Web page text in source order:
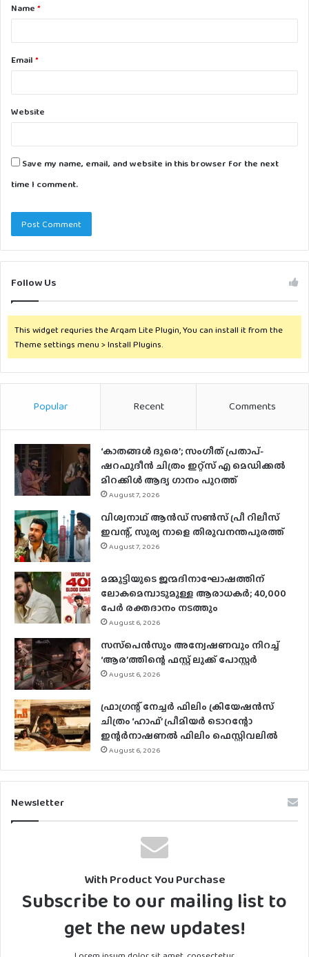
*Name *
Email *
Website
Save my name, email, and website in this browser for the next
time I comment.
Follow Us
This widget requries the Arqam Lite Plugin, You can install it from the
Theme settings menu > Install Plugins.
Popular Recent Comments
‘കാതങ്ങൾ ദൂരെ’; സംഗീത് പ്രതാപ്-
ഷറഫുദീൻ ചിത്രം ഇറ്റ്സ് എ മെഡിക്കൽ
മിറക്കിൾ ആദ്യ ഗാനം പുറത്ത്
August 7, 2026
വിശ്വനാഥ് ആന്‍ഡ് സണ്‍സ് പ്രീ റിലീസ്
ഇവന്റ്, സൂര്യ നാളെ തിരുവനന്തപുരത്ത്
August 7, 2026
മമ്മൂട്ടിയുടെ ജന്മദിനാഘോഷത്തിന്
ലോകമെമ്പാടുമുള്ള ആരാധകര്‍; 40,000
പേര്‍ രക്തദാനം നടത്തും
August 6, 2026
സസ്‌പെന്‍സും അന്വേഷണവും നിറച്ച്
‘ആര’ത്തിന്റെ ഫസ്റ്റ് ലുക്ക് പോസ്റ്റര്‍
August 6, 2026
ഫ്രാഗ്രന്റ് നേച്ചര്‍ ഫിലിം ക്രിയേഷന്‍സ്
ചിത്രം ‘ഹാഫ്’ പ്രീമിയര്‍ ടൊറന്റോ
ഇന്റര്‍നാഷണല്‍ ഫിലിം ഫെസ്റ്റിവലില്‍
August 6, 2026
Newsletter
With Product You Purchase
Subscribe to our mailing list to
get the new updates!